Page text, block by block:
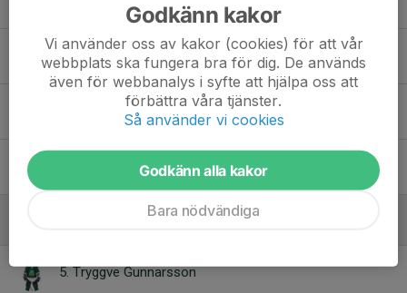
38. Emil Eriksson
45. Ivar Berg
46. Alfred Busk
5. Tryggve Gunnarsson
Godkänn kakor
Vi använder oss av kakor (cookies) för att vår
webbplats ska fungera bra för dig. De används
även för webbanalys i syfte att hjälpa oss att
förbättra våra tjänster.
Så använder vi cookies
Godkänn alla kakor
Bara nödvändiga